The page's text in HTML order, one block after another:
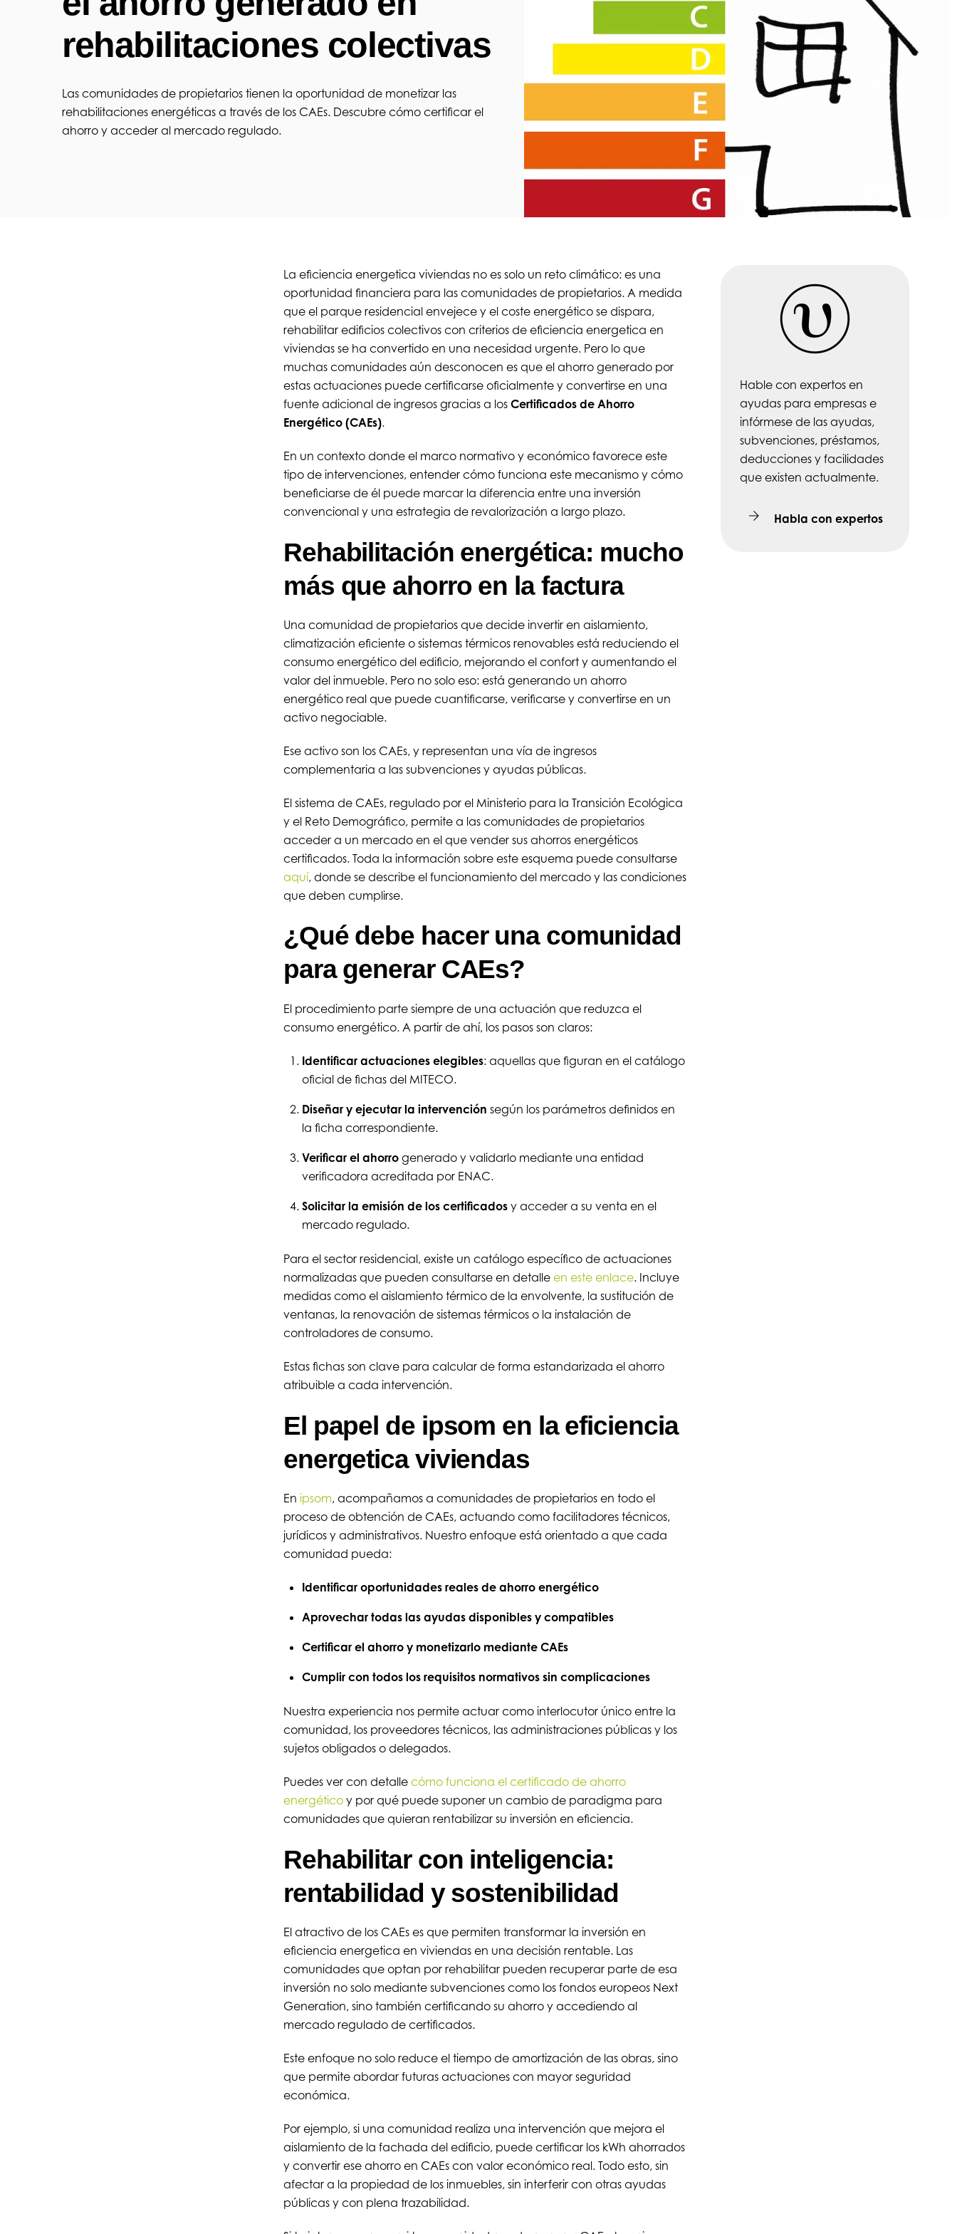
rehabilitaciones colectivas
Las comunidades de propietarios tienen la oportunidad de monetizar las
rehabilitaciones energéticas a través de los CAEs. Descubre cómo certificar el
ahorro y acceder al mercado regulado.
La eficiencia energetica viviendas no es solo un reto climático: es una
oportunidad financiera para las comunidades de propietarios. A medida
que el parque residencial envejece y el coste energético se dispara,
rehabilitar edificios colectivos con criterios de eficiencia energetica en
viviendas se ha convertido en una necesidad urgente. Pero lo que
muchas comunidades aún desconocen es que el ahorro generado por
estas actuaciones puede certificarse oficialmente y convertirse en una
fuente adicional de ingresos gracias a los Certificados de Ahorro
Energético (CAEs).
En un contexto donde el marco normativo y económico favorece este
tipo de intervenciones, entender cómo funciona este mecanismo y cómo
beneficiarse de él puede marcar la diferencia entre una inversión
convencional y una estrategia de revalorización a largo plazo.
Rehabilitación energética: mucho
más que ahorro en la factura
Una comunidad de propietarios que decide invertir en aislamiento,
climatización eficiente o sistemas térmicos renovables está reduciendo el
consumo energético del edificio, mejorando el confort y aumentando el
valor del inmueble. Pero no solo eso: está generando un ahorro
energético real que puede cuantificarse, verificarse y convertirse en un
activo negociable.
Ese activo son los CAEs, y representan una vía de ingresos
complementaria a las subvenciones y ayudas públicas.
El sistema de CAEs, regulado por el Ministerio para la Transición Ecológica
y el Reto Demográfico, permite a las comunidades de propietarios
acceder a un mercado en el que vender sus ahorros energéticos
certificados. Toda la información sobre este esquema puede consultarse
aquí, donde se describe el funcionamiento del mercado y las condiciones
que deben cumplirse.
¿Qué debe hacer una comunidad
para generar CAEs?
El procedimiento parte siempre de una actuación que reduzca el
consumo energético. A partir de ahí, los pasos son claros:
Identificar actuaciones elegibles: aquellas que figuran en el catálogo
oficial de fichas del MITECO.
Diseñar y ejecutar la intervención según los parámetros definidos en
la ficha correspondiente.
Verificar el ahorrogenerado y validarlo mediante una entidad
verificadora acreditada por ENAC.
Solicitar la emisión de los certificadosy acceder a su venta en el
mercado regulado.
Para el sector residencial, existe un catálogo específico de actuaciones
normalizadas que pueden consultarse en detalle en este enlace. Incluye
medidas como el aislamiento térmico de la envolvente, la sustitución de
ventanas, la renovación de sistemas térmicos o la instalación de
controladores de consumo.
Estas fichas son clave para calcular de forma estandarizada el ahorro
atribuible a cada intervención.
El papel de ipsom en la eficiencia
energetica viviendas
En ipsom, acompañamos a comunidades de propietarios en todo el
proceso de obtención de CAEs, actuando como facilitadores técnicos,
jurídicos y administrativos. Nuestro enfoque está orientado a que cada
comunidad pueda:
Identificar oportunidades reales de ahorro energético
Aprovechar todas las ayudas disponibles y compatibles
Certificar el ahorro y monetizarlo mediante CAEs
Cumplir con todos los requisitos normativos sin complicaciones
Nuestra experiencia nos permite actuar como interlocutor único entre la
comunidad, los proveedores técnicos, las administraciones públicas y los
sujetos obligados o delegados.
Puedes ver con detalle cómo funciona el certificado de ahorro
energéticoy por qué puede suponer un cambio de paradigma para
comunidades que quieran rentabilizar su inversión en eficiencia.
Rehabilitar con inteligencia:
rentabilidad y sostenibilidad
El atractivo de los CAEs es que permiten transformar la inversión en
eficiencia energetica en viviendas en una decisión rentable. Las
comunidades que optan por rehabilitar pueden recuperar parte de esa
inversión no solo mediante subvenciones como los fondos europeos Next
Generation, sino también certificando su ahorro y accediendo al
mercado regulado de certificados.
Este enfoque no solo reduce el tiempo de amortización de las obras, sino
que permite abordar futuras actuaciones con mayor seguridad
económica.
Por ejemplo, si una comunidad realiza una intervención que mejora el
aislamiento de la fachada del edificio, puede certificar los kWh ahorrados
y convertir ese ahorro en CAEs con valor económico real. Todo esto, sin
afectar a la propiedad de los inmuebles, sin interferir con otras ayudas
públicas y con plena trazabilidad.
Hable con expertos en
ayudas para empresas e
infórmese de las ayudas,
subvenciones, préstamos,
deducciones y facilidades
que existen actualmente.
Habla con expertos